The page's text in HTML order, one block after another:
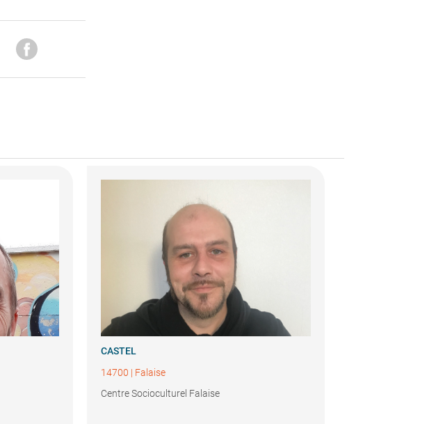
CASTEL
14700 | Falaise
Centre Socioculturel Falaise